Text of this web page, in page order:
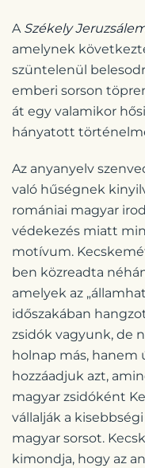
A Székely
amelynek
szüntelenül
emberi sorson
át egy valamikor
hányatott
Az anyanyelv
való hűségnek
romániai magyar
védekezés miatt
motívum.
ben közreadta
amelyek az
időszakában
zsidók vagyunk, de
holnap más, hanem
hozzáadjuk azt,
magyar zsidóként
vállalják a
magyar sorsot.
kimondja, hogy az